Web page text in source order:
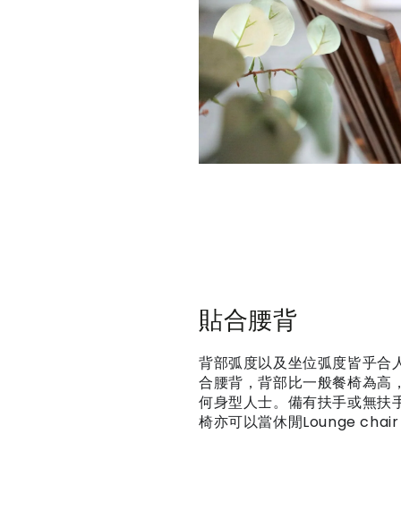
貼合腰背
背部弧度以及坐位弧度皆乎合
合腰背，背部比一般餐椅為高
何身型人士。備有扶手或無扶
椅亦可以當休閒Lounge chair